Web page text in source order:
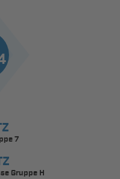
7
Gruppe H